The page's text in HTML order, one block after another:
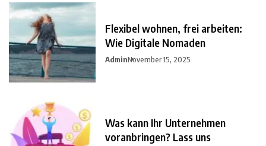
Flexibel wohnen, frei arbeiten:
Wie Digitale Nomaden
AdminNovember 15, 2025
Was kann Ihr Unternehmen
voranbringen? Lass uns